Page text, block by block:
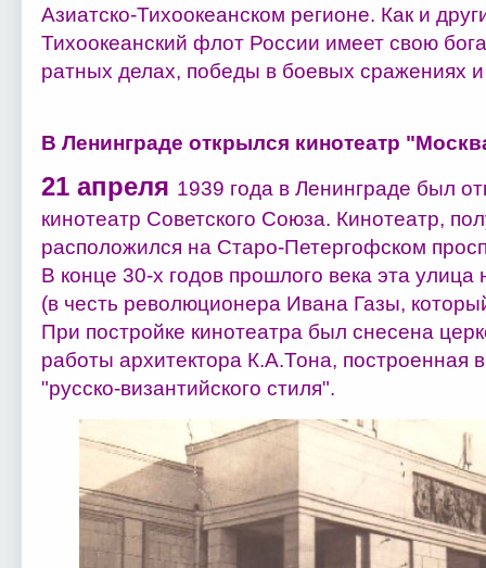
Азиатско-Тихоокеанском регионе. Как и
Тихоокеанский флот России имеет свою
ратных делах, победы в боевых сражениях
В Ленинграде открылся кинотеатр
21 апреля 1939 года в Ленинграде был
кинотеатр Советского Союза. Кинотеатр,
расположился на Старо-Петергофском
В конце 30-х годов прошлого века эта улица
(в честь революционера Ивана Газы,
При постройке кинотеатра был снесена
работы архитектора К.А.Тона, построенная
"русско-византийского стиля".